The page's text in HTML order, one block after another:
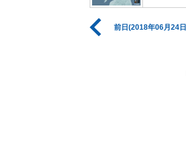
前日(2018年06月24